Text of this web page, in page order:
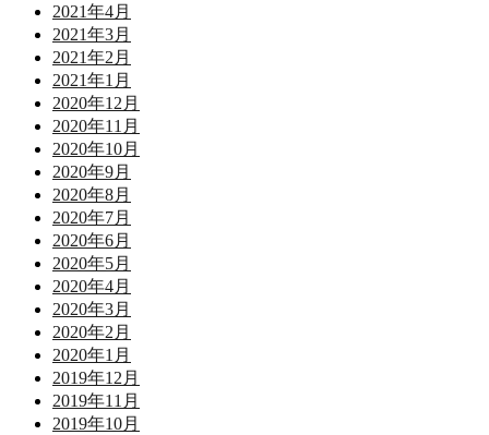
2021年4月
2021年3月
2021年2月
2021年1月
2020年12月
2020年11月
2020年10月
2020年9月
2020年8月
2020年7月
2020年6月
2020年5月
2020年4月
2020年3月
2020年2月
2020年1月
2019年12月
2019年11月
2019年10月